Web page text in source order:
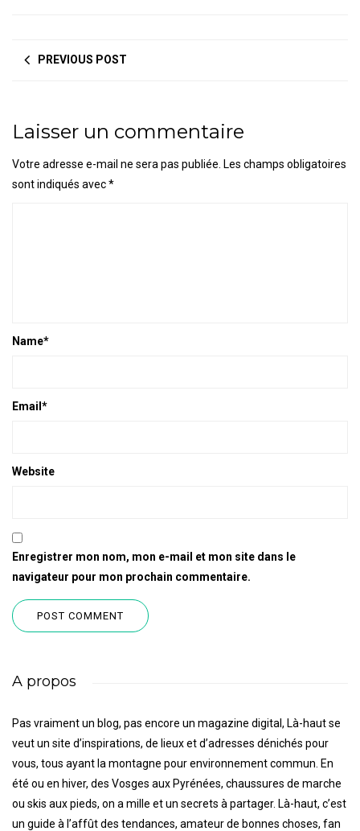
PREVIOUS POST
Laisser un commentaire
Votre adresse e-mail ne sera pas publiée. Les champs obligatoires
sont indiqués avec*
Name*
Email *
Website
Enregistrer mon nom, mon e-mail et mon site dans le
navigateur pour mon prochain commentaire.
A propos
Pas vraiment un blog, pas encore un magazine digital, Là-haut se
veut un site d’inspirations, de lieux et d’adresses dénichés pour
vous, tous ayant la montagne pour environnement commun. En
été ou en hiver, des Vosges aux Pyrénées, chaussures de marche
ou skis aux pieds, on a mille et un secrets à partager. Là-haut, c’est
un guide à l’affût des tendances, amateur de bonnes choses, fan